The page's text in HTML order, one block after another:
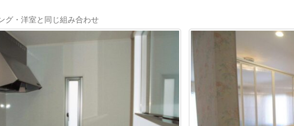
グ・洋室と同じ組み合わせ